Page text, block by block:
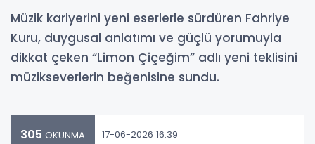
Müzik kariyerini yeni eserlerle sürdüren Fahriye
Kuru, duygusal anlatımı ve güçlü yorumuyla
dikkat çeken “Limon Çiçeğim” adlı yeni teklisini
müzikseverlerin beğenisine sundu.
305 OKUNMA 17-06-2026 16:39